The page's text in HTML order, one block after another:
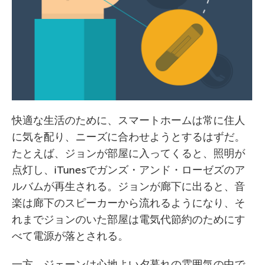
快適な生活のために、スマートホームは常に住人
に気を配り、ニーズに合わせようとするはずだ。
たとえば、ジョンが部屋に入ってくると、照明が
点灯し、iTunesでガンズ・アンド・ローゼズのア
ルバムが再生される。ジョンが廊下に出ると、音
楽は廊下のスピーカーから流れるようになり、そ
れまでジョンのいた部屋は電気代節約のためにす
べて電源が落とされる。